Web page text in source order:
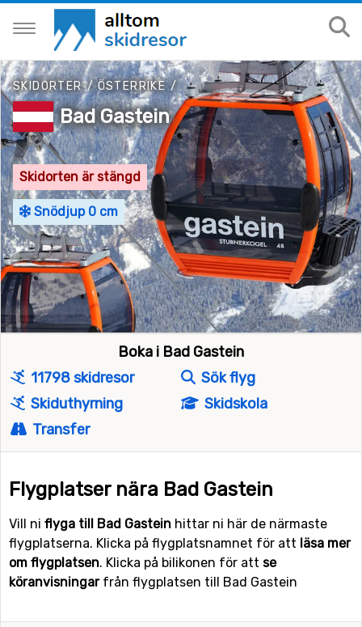
SKIDORTER/ÖSTERRIKE/
Bad Gastein
Skidorten är stängd
Snödjup 0 cm
Boka i Bad Gastein
11798 skidresor
Sök flyg
Skiduthyrning
Skidskola
Transfer
Flygplatser nära Bad Gastein
Vill ni flyga till Bad Gastein hittar ni här de närmaste
flygplatserna. Klicka på flygplatsnamnet för att läsa mer
om flygplatsen. Klicka på bilikonen för att se
köranvisningarfrån flygplatsen till Bad Gastein